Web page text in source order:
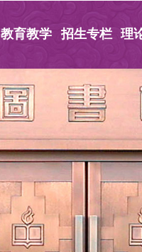
教育教学 招生专栏 理